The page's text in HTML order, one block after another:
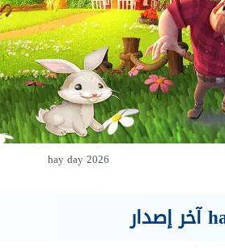
hay day 2026